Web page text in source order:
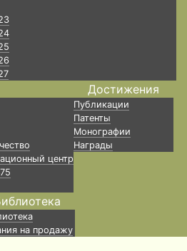
центр
Достижения
Публикации
Патенты
Монографии
Награды
на продажу